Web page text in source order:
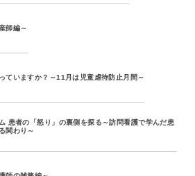
師編～
ていますか？～11月は児童虐待防止月間～
患者の「怒り」の裏側を探る～訪問看護で学んだ患
関わり～